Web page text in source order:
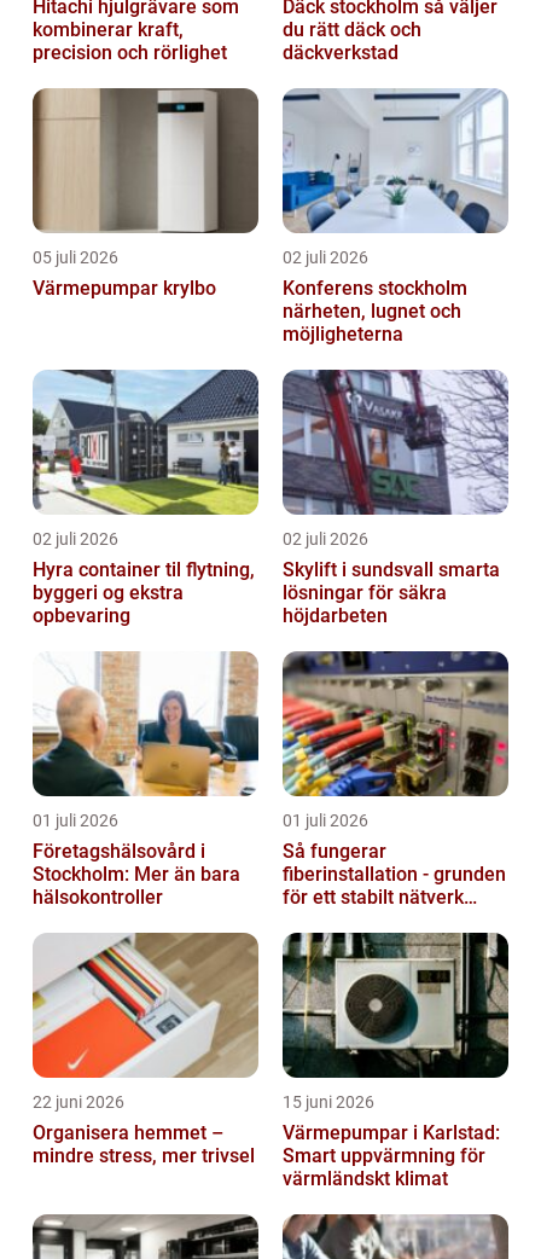
Hitachi hjulgrävare som
kombinerar kraft,
precision och rörlighet
Däck stockholm så väljer
du rätt däck och
däckverkstad
05 juli 2026
Värmepumpar krylbo
02 juli 2026
Konferens stockholm
närheten, lugnet och
möjligheterna
02 juli 2026
Hyra container til flytning,
byggeri og ekstra
opbevaring
02 juli 2026
Skylift i sundsvall smarta
lösningar för säkra
höjdarbeten
01 juli 2026
Företagshälsovård i
Stockholm: Mer än bara
hälsokontroller
01 juli 2026
Så fungerar
fiberinstallation - grunden
för ett stabilt nätverk
22 juni 2026
Organisera hemmet –
mindre stress, mer trivsel
15 juni 2026
Värmepumpar i Karlstad:
Smart uppvärmning för
värmländskt klimat